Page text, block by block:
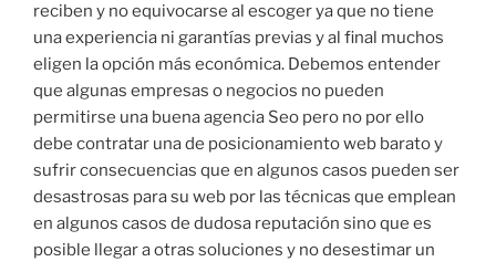
reciben y no equivocarse al escoger ya que no tiene
una experiencia ni garantías previas y al final muchos
eligen la opción más económica. Debemos entender
que algunas empresas o negocios no pueden
permitirse una buena agencia Seo pero no por ello
debe contratar una de posicionamiento web barato y
sufrir consecuencias que en algunos casos pueden ser
desastrosas para su web por las técnicas que emplean
en algunos casos de dudosa reputación sino que es
posible llegar a otras soluciones y no desestimar un